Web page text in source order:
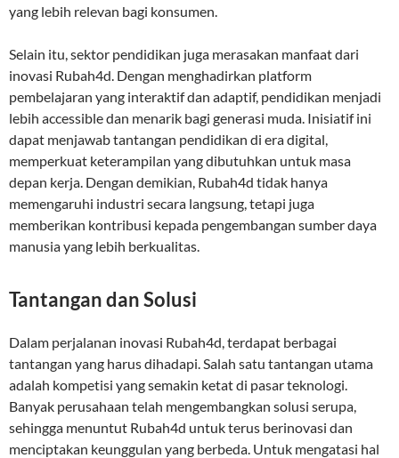
yang lebih relevan bagi konsumen.
Selain itu, sektor pendidikan juga merasakan manfaat dari
inovasi Rubah4d. Dengan menghadirkan platform
pembelajaran yang interaktif dan adaptif, pendidikan menjadi
lebih accessible dan menarik bagi generasi muda. Inisiatif ini
dapat menjawab tantangan pendidikan di era digital,
memperkuat keterampilan yang dibutuhkan untuk masa
depan kerja. Dengan demikian, Rubah4d tidak hanya
memengaruhi industri secara langsung, tetapi juga
memberikan kontribusi kepada pengembangan sumber daya
manusia yang lebih berkualitas.
Tantangan dan Solusi
Dalam perjalanan inovasi Rubah4d, terdapat berbagai
tantangan yang harus dihadapi. Salah satu tantangan utama
adalah kompetisi yang semakin ketat di pasar teknologi.
Banyak perusahaan telah mengembangkan solusi serupa,
sehingga menuntut Rubah4d untuk terus berinovasi dan
menciptakan keunggulan yang berbeda. Untuk mengatasi hal